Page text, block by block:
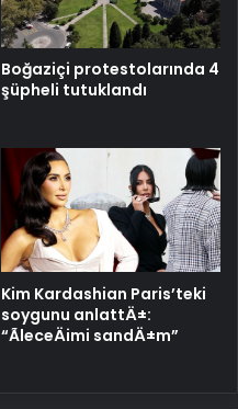
Boğaziçi protestolarında 4
şüpheli tutuklandı
Kim Kardashian Paris’teki
soygunu anlattÄ±:
“ÃleceÄimi sandÄ±m”